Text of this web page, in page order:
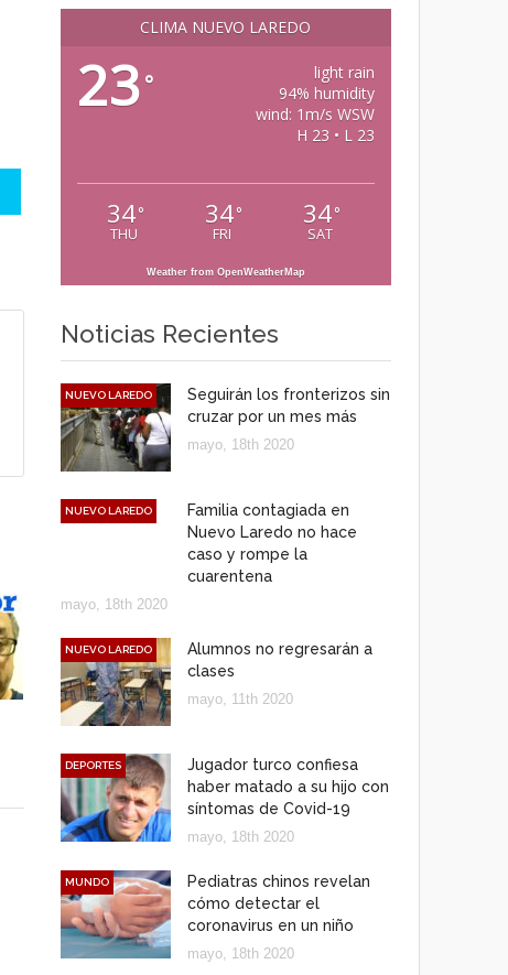
CLIMA NUEVO LAREDO
23°
light rain
94% humidity
wind: 1m/s WSW
H 23 • L 23
34°
THU
34°
FRI
34°
SAT
Weather from OpenWeatherMap
Noticias Recientes
Seguirán los fronterizos sin
cruzar por un mes más
NUEVO LAREDO
mayo, 18th 2020
Familia contagiada en
Nuevo Laredo no hace
caso y rompe la
cuarentena
NUEVO LAREDO
mayo, 18th 2020
Alumnos no regresarán a
clases
NUEVO LAREDO
mayo, 11th 2020
Jugador turco confiesa
haber matado a su hijo con
síntomas de Covid-19
DEPORTES
mayo, 18th 2020
Pediatras chinos revelan
cómo detectar el
coronavirus en un niño
MUNDO
mayo, 18th 2020